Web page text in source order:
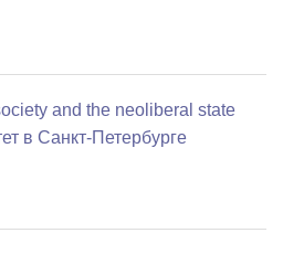
and the neoliberal state
в Санкт-Петербурге